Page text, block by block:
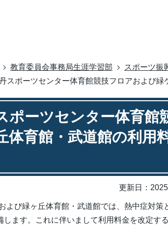
教育委員会事務局生涯学習部 スポーツ振
スポーツセンター体育館競技フロアおよび
ポーツセンター体育館
体育館・武道館の利用
更新日：
よび緑ヶ丘体育館・武道館では、熱中症対策
ます。これに伴いまして利用料金を改定す